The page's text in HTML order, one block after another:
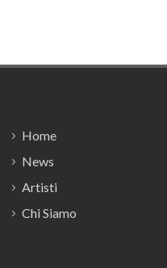
Home
News
Artisti
Chi Siamo